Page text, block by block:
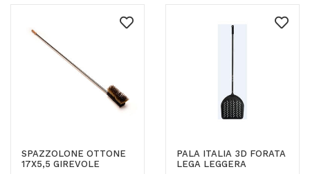
SPAZZOLONE OTTONE
17X5,5 GIREVOLE
PALA ITALIA 3D FORATA
LEGA LEGGERA